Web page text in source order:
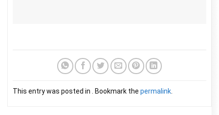
This entry was posted in . Bookmark the permalink